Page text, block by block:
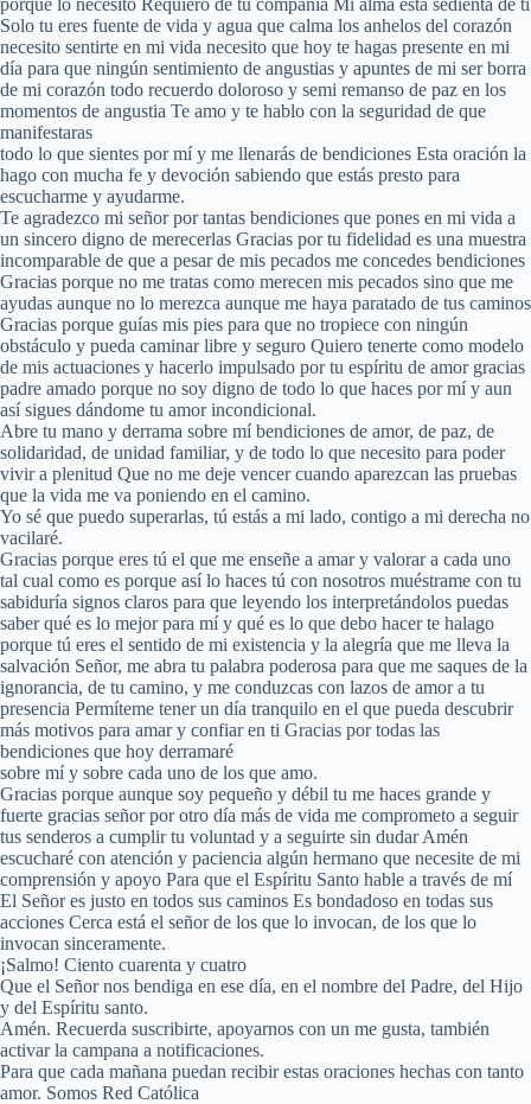
Solo tu eres fuente de vida y agua que calma los anhelos del corazón
necesito sentirte en mi vida necesito que hoy te hagas presente en mi
día para que ningún sentimiento de angustias y apuntes de mi ser borra
de mi corazón todo recuerdo doloroso y semi remanso de paz en los
momentos de angustia Te amo y te hablo con la seguridad de que
manifestaras
todo lo que sientes por mí y me llenarás de bendiciones Esta oración la
hago con mucha fe y devoción sabiendo que estás presto para
escucharme y ayudarme.
Te agradezco mi señor por tantas bendiciones que pones en mi vida a
un sincero digno de merecerlas Gracias por tu fidelidad es una muestra
incomparable de que a pesar de mis pecados me concedes bendiciones
Gracias porque no me tratas como merecen mis pecados sino que me
ayudas aunque no lo merezca aunque me haya paratado de tus caminos
Gracias porque guías mis pies para que no tropiece con ningún
obstáculo y pueda caminar libre y seguro Quiero tenerte como modelo
de mis actuaciones y hacerlo impulsado por tu espíritu de amor gracias
padre amado porque no soy digno de todo lo que haces por mí y aun
así sigues dándome tu amor incondicional.
Abre tu mano y derrama sobre mí bendiciones de amor, de paz, de
solidaridad, de unidad familiar, y de todo lo que necesito para poder
vivir a plenitud Que no me deje vencer cuando aparezcan las pruebas
que la vida me va poniendo en el camino.
Yo sé que puedo superarlas, tú estás a mi lado, contigo a mi derecha no
vacilaré.
Gracias porque eres tú el que me enseñe a amar y valorar a cada uno
tal cual como es porque así lo haces tú con nosotros muéstrame con tu
sabiduría signos claros para que leyendo los interpretándolos puedas
saber qué es lo mejor para mí y qué es lo que debo hacer te halago
porque tú eres el sentido de mi existencia y la alegría que me lleva la
salvación Señor, me abra tu palabra poderosa para que me saques de la
ignorancia, de tu camino, y me conduzcas con lazos de amor a tu
presencia Permíteme tener un día tranquilo en el que pueda descubrir
más motivos para amar y confiar en ti Gracias por todas las
bendiciones que hoy derramaré
sobre mí y sobre cada uno de los que amo.
Gracias porque aunque soy pequeño y débil tu me haces grande y
fuerte gracias señor por otro día más de vida me comprometo a seguir
tus senderos a cumplir tu voluntad y a seguirte sin dudar Amén
escucharé con atención y paciencia algún hermano que necesite de mi
comprensión y apoyo Para que el Espíritu Santo hable a través de mí
El Señor es justo en todos sus caminos Es bondadoso en todas sus
acciones Cerca está el señor de los que lo invocan, de los que lo
invocan sinceramente.
¡Salmo! Ciento cuarenta y cuatro
Que el Señor nos bendiga en ese día, en el nombre del Padre, del Hijo
y del Espíritu santo.
Amén. Recuerda suscribirte, apoyarnos con un me gusta, también
activar la campana a notificaciones.
Para que cada mañana puedan recibir estas oraciones hechas con tanto
amor. Somos Red Católica